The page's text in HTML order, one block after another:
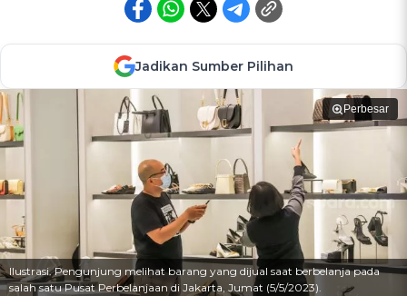
Jadikan Sumber Pilihan
Perbesar
Ilustrasi. Pengunjung melihat barang yang dijual saat berbelanja pada
salah satu Pusat Perbelanjaan di Jakarta, Jumat (5/5/2023).